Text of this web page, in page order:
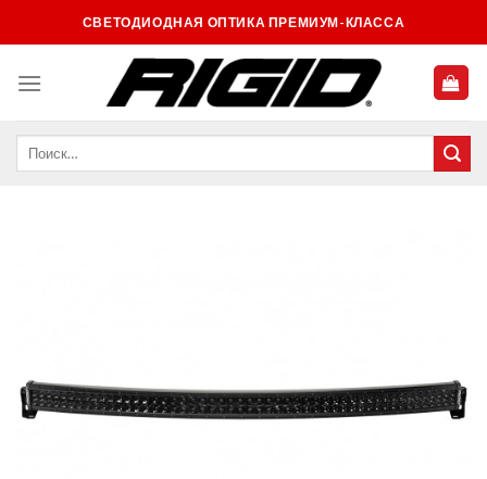
to
СВЕТОДИОДНАЯ ОПТИКА ПРЕМИУМ-КЛАССА